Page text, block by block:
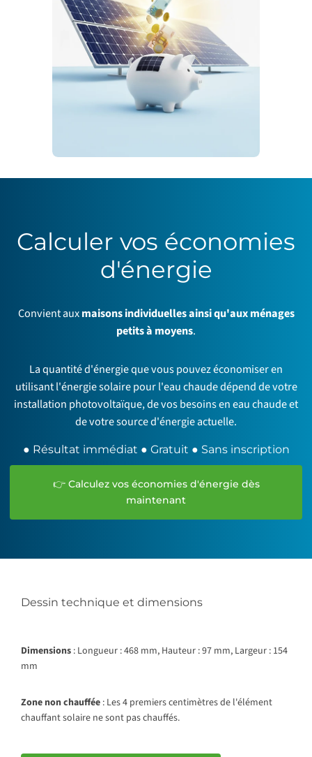
Calculer vos économies
d'énergie
Convient auxmaisons individuelles ainsi qu'aux ménages
petits à moyens.
La quantité d'énergie que vous pouvez économiser en
utilisant l'énergie solaire pour l'eau chaude dépend de votre
installation photovoltaïque, de vos besoins en eau chaude et
de votre source d'énergie actuelle.
● Résultat immédiat ● Gratuit ● Sans inscription
👉 Calculez vos économies d'énergie dès
maintenant
Dessin technique et dimensions
Dimensions : Longueur : 468 mm, Hauteur : 97 mm, Largeur : 154
mm
Zone non chauffée : Les 4 premiers centimètres de l'élément
chauffant solaire ne sont pas chauffés.